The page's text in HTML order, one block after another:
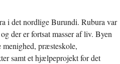
i det nordlige Burundi. Rubura var
der er fortsat masser af liv. Byen
menighed, præsteskole,
samt et hjælpeprojekt for det